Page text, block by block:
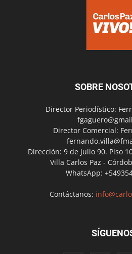
SOBRE
Director Periodístico:
Director Comercial:
Dirección: 9 de Julio 90. Piso
Villa Carlos Paz -
WhatsApp:
Contáctanos: